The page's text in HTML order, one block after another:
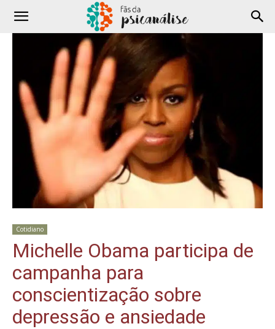
Cotidiano
Michelle Obama participa de
campanha para
conscientização sobre
depressão e ansiedade